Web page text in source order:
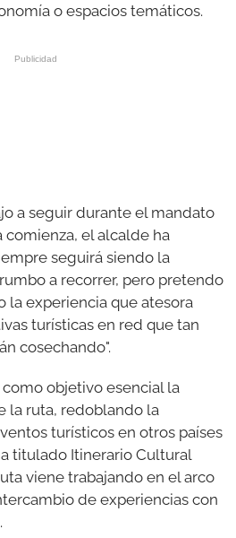
o espacios temáticos.
a seguir durante el mandato
comienza, el alcalde ha
seguirá siendo la
a recorrer, pero pretendo
la experiencia que atesora
turísticas en red que tan
cosechando".
objetivo esencial la
la ruta, redoblando la
turísticos en otros países
titulado Itinerario Cultural
viene trabajando en el arco
de experiencias con